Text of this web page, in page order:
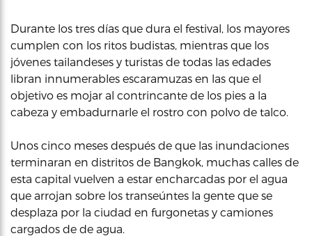
Durante los tres días que dura el festival, los mayores
cumplen con los ritos budistas, mientras que los
jóvenes tailandeses y turistas de todas las edades
libran innumerables escaramuzas en las que el
objetivo es mojar al contrincante de los pies a la
cabeza y embadurnarle el rostro con polvo de talco.
Unos cinco meses después de que las inundaciones
terminaran en distritos de Bangkok, muchas calles de
esta capital vuelven a estar encharcadas por el agua
que arrojan sobre los transeúntes la gente que se
desplaza por la ciudad en furgonetas y camiones
cargados de de agua.